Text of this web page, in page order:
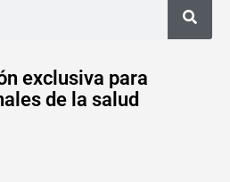
exclusiva para
de la salud